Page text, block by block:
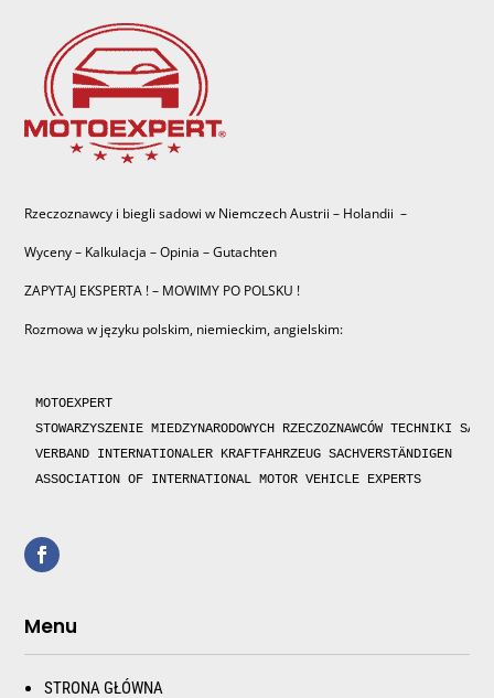
Rzeczoznawcy i biegli sadowi w Niemczech Austrii – Holandii –
Wyceny – Kalkulacja – Opinia – Gutachten
ZAPYTAJ EKSPERTA ! – MOWIMY PO POLSKU !
Rozmowa w języku polskim, niemieckim, angielskim:
MOTOEXPERT
STOWARZYSZENIE MIEDZYNARODOWYCH RZECZOZNAWCÓW TECHNIKI
VERBAND INTERNATIONALER KRAFTFAHRZEUG SACHVERSTÄNDIGEN
ASSOCIATION OF INTERNATIONAL MOTOR VEHICLE EXPERTS
Menu
STRONA GŁÓWNA